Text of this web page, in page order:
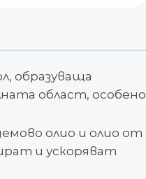
образуваща
област, особено
олио и олио от
и ускоряват